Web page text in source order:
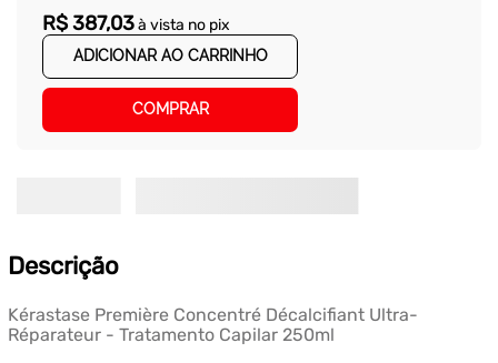
R$387,03à vista no pix
ADICIONAR AO CARRINHO
COMPRAR
Descrição
Kérastase Première Concentré Décalcifiant Ultra-
Réparateur - Tratamento Capilar 250ml